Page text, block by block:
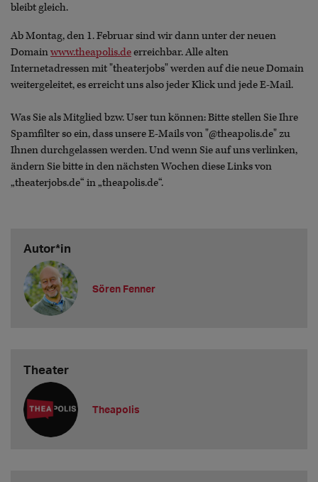
bleibt gleich.
Ab Montag, den 1. Februar sind wir dann unter der neuen
Domainwww.theapolis.deerreichbar. Alle alten
Internetadressen mit "theaterjobs" werden auf die neue Domain
weitergeleitet, es erreicht uns also jeder Klick und jede E-Mail.
Was Sie als Mitglied bzw. User tun können: Bitte stellen Sie Ihre
Spamfilter so ein, dass unsere E-Mails von "@theapolis.de" zu
Ihnen durchgelassen werden. Und wenn Sie auf uns verlinken,
ändern Sie bitte in den nächsten Wochen diese Links von
„theaterjobs.de“ in „theapolis.de“.
Autor*in
Sören Fenner
Theater
Theapolis